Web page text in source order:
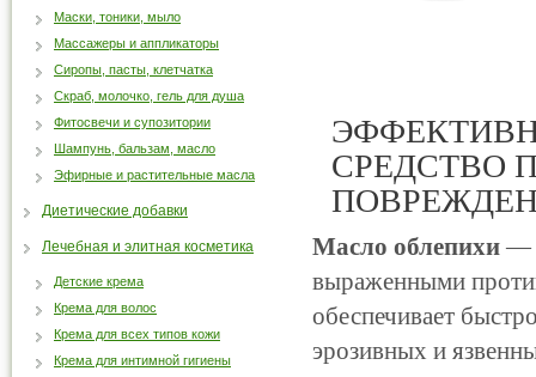
СРЕДСТВО
Масло облепихи—
выраженными
обеспечивает
эрозивных и
Маски, тоники, мыло
Массажеры и аппликаторы
Сиропы, пасты, клетчатка
Скраб, молочко, гель для душа
Фитосвечи и супозитории
Шампунь, бальзам, масло
Эфирные и растительные масла
Диетические добавки
Лечебная и элитная косметика
Детские крема
Крема для волос
Крема для всех типов кожи
Крема для интимной гигиены